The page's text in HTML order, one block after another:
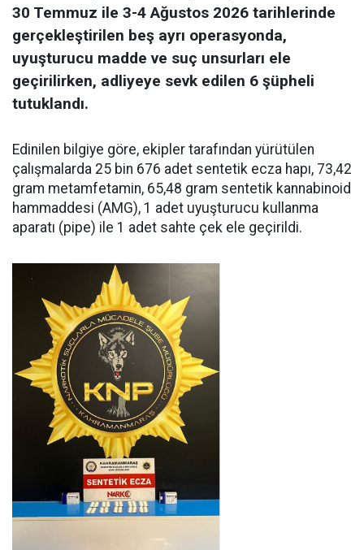
30 Temmuz ile 3-4 Ağustos 2026 tarihlerinde
gerçekleştirilen beş ayrı operasyonda,
uyuşturucu madde ve suç unsurları ele
geçirilirken, adliyeye sevk edilen 6 şüpheli
tutuklandı.
Edinilen bilgiye göre, ekipler tarafından yürütülen
çalışmalarda 25 bin 676 adet sentetik ecza hapı, 73,42
gram metamfetamin, 65,48 gram sentetik kannabinoid
hammaddesi (AMG), 1 adet uyuşturucu kullanma
aparatı (pipe) ile 1 adet sahte çek ele geçirildi.